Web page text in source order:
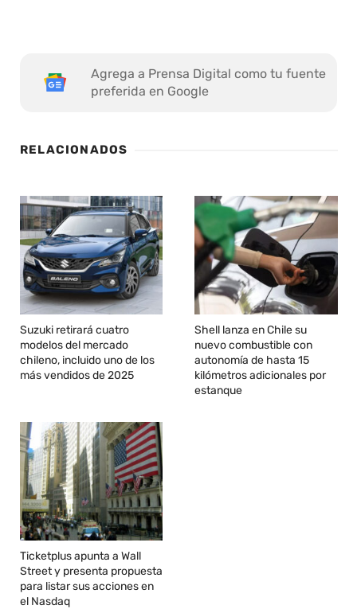
Agrega a Prensa Digital como tu fuente
preferida en Google
RELACIONADOS
Suzuki retirará cuatro
modelos del mercado
chileno, incluido uno de los
más vendidos de 2025
Shell lanza en Chile su
nuevo combustible con
autonomía de hasta 15
kilómetros adicionales por
estanque
Ticketplus apunta a Wall
Street y presenta propuesta
para listar sus acciones en
el Nasdaq